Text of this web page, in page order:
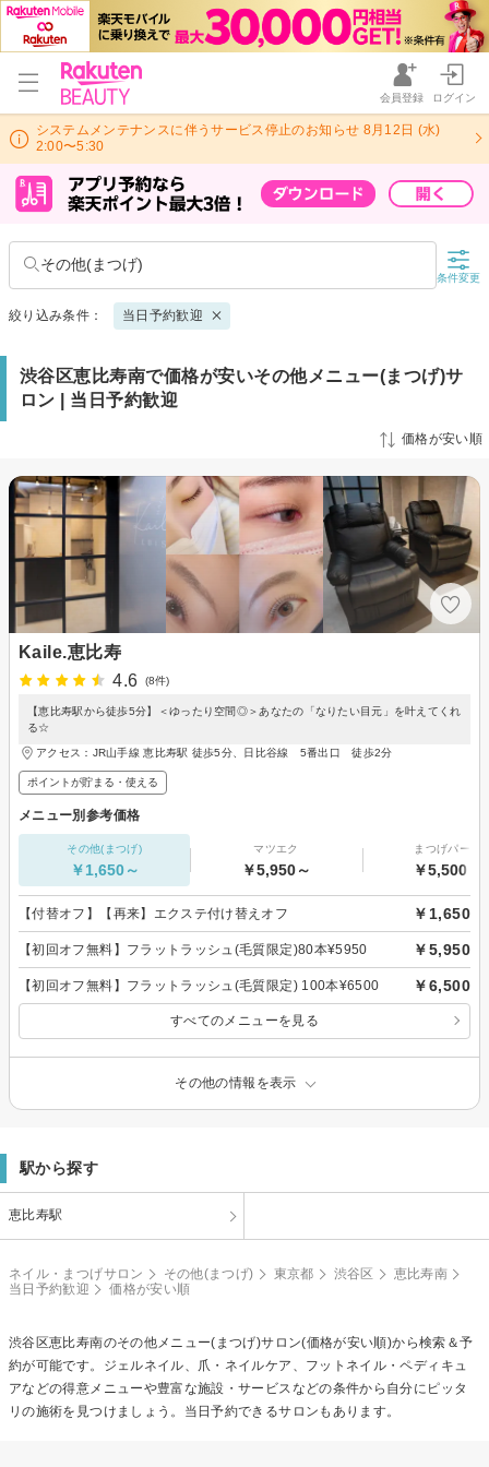
会員登録 ログイン
システムメンテナンスに伴うサービス停止のお知らせ 8月12日 (水)
2:00〜5:30
その他(まつげ)
条件変更
絞り込み条件： 当日予約歓迎
渋谷区恵比寿南で価格が安いその他メニュー(まつげ)サ
ロン | 当日予約歓迎
価格が安い順
Kaile.恵比寿
4.6
(8件)
【恵比寿駅から徒歩5分】＜ゆったり空間◎＞あなたの「なりたい目元」を叶えてくれ
る☆
アクセス：JR山手線 恵比寿駅 徒歩5分、日比谷線 5番出口 徒歩2分
ポイントが貯まる・使える
メニュー別参考価格
その他(まつげ)
￥1,650～
マツエク
￥5,950～
まつげパーマ
￥5,500～
【付替オフ】【再来】エクステ付け替えオフ ￥1,650
【初回オフ無料】フラットラッシュ(毛質限定)80本¥5950 ￥5,950
【初回オフ無料】フラットラッシュ(毛質限定) 100本¥6500 ￥6,500
すべてのメニューを見る
その他の情報を表示
駅から探す
恵比寿駅
ネイル・まつげサロン その他(まつげ) 東京都 渋谷区
恵比寿南
当日予約歓迎
価格が安い順
渋谷区恵比寿南のその他メニュー(まつげ)サロン(価格が安い順)から検索＆予
約が可能です。ジェルネイル、爪・ネイルケア、フットネイル・ペディキュ
アなどの得意メニューや豊富な施設・サービスなどの条件から自分にピッタ
リの施術を見つけましょう。当日予約できるサロンもあります。